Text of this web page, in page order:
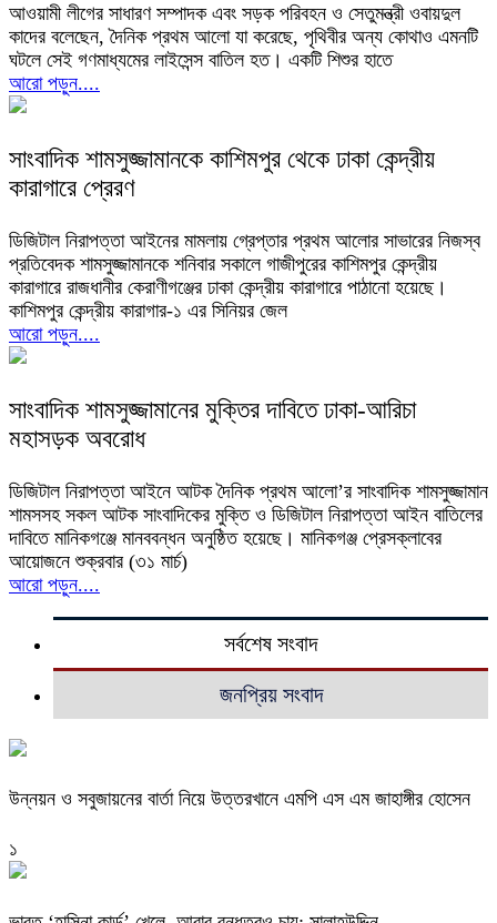
আওয়ামী লীগের সাধারণ সম্পাদক এবং সড়ক পরিবহন ও সেতুমন্ত্রী ওবায়দুল
কাদের বলেছেন, দৈনিক প্রথম আলো যা করেছে, পৃথিবীর অন্য কোথাও এমনটি
ঘটলে সেই গণমাধ্যমের লাইসেন্স বাতিল হত। একটি শিশুর হাতে
আরো পড়ুন....
সাংবাদিক শামসুজ্জামানকে কাশিমপুর থেকে ঢাকা কেন্দ্রীয়
কারাগারে প্রেরণ
ডিজিটাল নিরাপত্তা আইনের মামলায় গ্রেপ্তার প্রথম আলোর সাভারের নিজস্ব
প্রতিবেদক শামসুজ্জামানকে শনিবার সকালে গাজীপুরের কাশিমপুর কেন্দ্রীয়
কারাগারে রাজধানীর কেরাণীগঞ্জের ঢাকা কেন্দ্রীয় কারাগারে পাঠানো হয়েছে।
কাশিমপুর কেন্দ্রীয় কারাগার-১ এর সিনিয়র জেল
আরো পড়ুন....
সাংবাদিক শামসুজ্জামানের মুক্তির দাবিতে ঢাকা-আরিচা
মহাসড়ক অবরোধ
ডিজিটাল নিরাপত্তা আইনে আটক দৈনিক প্রথম আলো’র সাংবাদিক শামসুজ্জামান
শামসসহ সকল আটক সাংবাদিকের মুক্তি ও ডিজিটাল নিরাপত্তা আইন বাতিলের
দাবিতে মানিকগঞ্জে মানববন্ধন অনুষ্ঠিত হয়েছে। মানিকগঞ্জ প্রেসক্লাবের
আয়োজনে শুক্রবার (৩১ মার্চ)
আরো পড়ুন....
সর্বশেষ সংবাদ
জনপ্রিয় সংবাদ
উন্নয়ন ও সবুজায়নের বার্তা নিয়ে উত্তরখানে এমপি এস এম জাহাঙ্গীর হোসেন
১